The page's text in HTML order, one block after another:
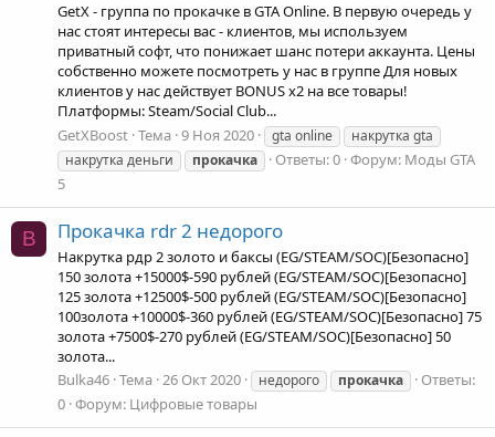
GetX - группа по прокачке в GTA Online. В первую очередь у
нас стоят интересы вас - клиентов, мы используем
приватный софт, что понижает шанс потери аккаунта. Цены
собственно можете посмотреть у нас в группе Для новых
клиентов у нас действует BONUS x2 на все товары!
Платформы: Steam/Social Club...
GetXBoost Тема 9 Ноя 2020 gta online
накрутка gta
накрутка деньги
прокачка Ответы: 0 Форум: Моды GTA
5
B Прокачка rdr 2 недорого
Накрутка рдр 2 золото и баксы (EG/STEAM/SOC)[Безопасно]
150 золота +15000$-590 рублей (EG/STEAM/SOC)[Безопасно]
125 золота +12500$-500 рублей (EG/STEAM/SOC)[Безопасно]
100золота +10000$-360 рублей (EG/STEAM/SOC)[Безопасно] 75
золота +7500$-270 рублей (EG/STEAM/SOC)[Безопасно] 50
золота...
Bulka46 Тема 26 Окт 2020 недорого прокачка
Ответы:
0 Форум: Цифровые товары